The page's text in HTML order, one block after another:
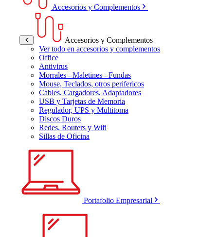
Accesorios y Complementos
Accesorios y Complementos
Ver todo en accesorios y complementos
Office
Antivirus
Morrales - Maletines - Fundas
Mouse, Teclados, otros perifericos
Cables, Cargadores, Adaptadores
USB y Tarjetas de Memoria
Regulador, UPS y Multitoma
Discos Duros
Redes, Routers y Wifi
Sillas de Oficina
Portafolio Empresarial